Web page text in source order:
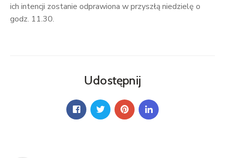
ich intencji zostanie odprawiona w przyszłą niedzielę o
godz. 11.30.
Udostępnij